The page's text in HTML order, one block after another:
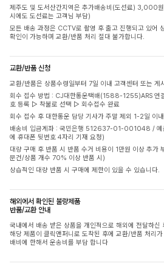
제주도 및 도서산간지역은 추가배송비(도선료) 3,000
시에도 도선료는 고객님 부담)
모든 배송 과정은 CCTV로 촬영 후 출고 진행되고 있어
확인이 가능하며 교환/반품 처리 절대 불가합니다.
교환/반품 신청
교환/반품은 상품수령일부터 7일 이내 고객센터 또는 게
회수 접수 방법 : CJ대한통운택배(1588-1255)ARS 연
호 등록 ▷ 착불로 선택 ▷ 회수접수 완료
회수 접수 후 대한통운 담당 기사가 주말 제외 1-2일 이
배송비 입금계좌 : 국민은행 512637-01-001048 / 예
에 휴대폰 뒷번호 4자리 기재 요청)
대량 구매 후 반품 시 반품 수거 비용이 1만원 이상 추가
문건/상품 개수 70% 이상 반품 시)
상습적인 대량 반품 시 구매에 제한이 있을 수 있습니다.
해외에서 확인된 불량제품
반품/교환 안내
국내에서 배송 받은 상품을 개인적으로 해외에 전달하신
해당 제품이 클릭앤퍼니로 도착된 후에 교환/반품 처리
배비에 한해서 운송비를 부담 합니다